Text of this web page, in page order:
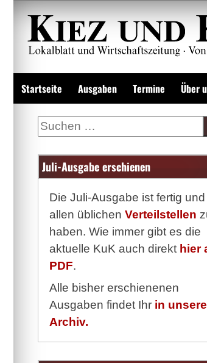
Zum
Inhalt
springen
Startseite Ausgaben Termine Über
Suche
Juli-Ausgabe erschienen
Die Juli-Ausgabe ist fertig
allen üblichen Verteilstellen
haben. Wie immer gibt es die
aktuelle KuK auch direkt hier
PDF.
Alle bisher erschienenen
Ausgaben findet Ihr in
Archiv.